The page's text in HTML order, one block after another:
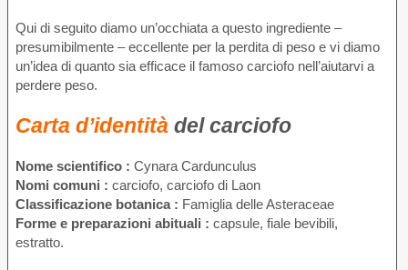
Qui di seguito diamo un’occhiata a questo ingrediente –
presumibilmente – eccellente per la perdita di peso e vi diamo
un’idea di quanto sia efficace il famoso carciofo nell’aiutarvi a
perdere peso.
Carta d’identità del carciofo
Nome scientifico : Cynara Cardunculus
Nomi comuni : carciofo, carciofo di Laon
Classificazione botanica : Famiglia delle Asteraceae
Forme e preparazioni abituali : capsule, fiale bevibili,
estratto.